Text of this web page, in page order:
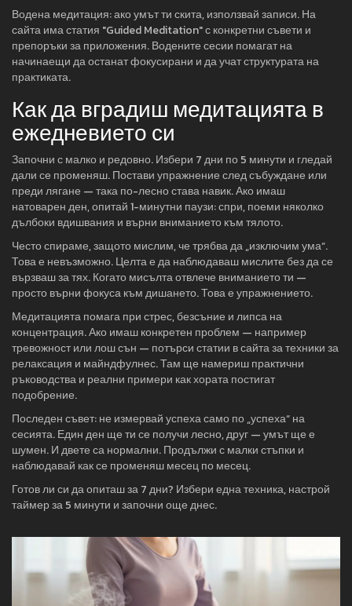
Водена медитация: ако умът ти скита, използвай записи. На
сайта има статия "Guided Meditation" с конкретни съвети и
препоръки за приложения. Водените сесии помагат на
начинаещи да останат фокусирани и да учат структурата на
практиката.
Как да вградиш медитацията в
ежедневието си
Започни с малко и редовно. Избери 7 дни по 5 минути и гледай
дали се променяш. Постави упражнение след събуждане или
преди лягане — така по-лесно става навик. Ако имаш
натоварен ден, опитай 1-минутни паузи: спри, поеми няколко
дълбоки вдишвания и върни вниманието към тялото.
Често спираме, защото мислим, че трябва да „изключим ума“.
Това е невъзможно. Целта е да наблюдаваш мислите без да се
вързваш за тях. Когато мисълта отвлече вниманието ти —
просто върни фокуса към дишането. Това е упражнението.
Медитацията помага при стрес, безсъние и липса на
концентрация. Ако имаш конкретен проблем — например
тревожност или лош сън — потърси статии в сайта за техники за
релаксация и майндфулнес. Там ще намериш практични
ръководства и реални примери как хората постигат
подобрение.
Последен съвет: не измервай успеха само по „успеха“ на
сесията. Един ден ще ти се получи лесно, друг — умът ще е
шумен. И двете са нормални. Продължи с малки стъпки и
наблюдавай как се променяш месец по месец.
Готов ли си да опиташ за 7 дни? Избери една техника, настрой
таймер за 5 минути и започни още днес.